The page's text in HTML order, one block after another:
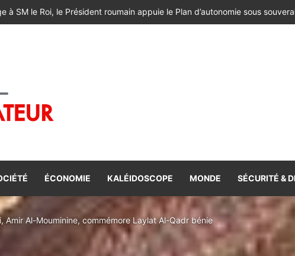
conseiller du Président de la République de Roumanie, porteur d’un
ÉCONOMIE KALÉIDOSCOPE MONDE SÉCURITÉ &
Amir Al-Mouminine, commémore Laylat Al-Qadr bénie